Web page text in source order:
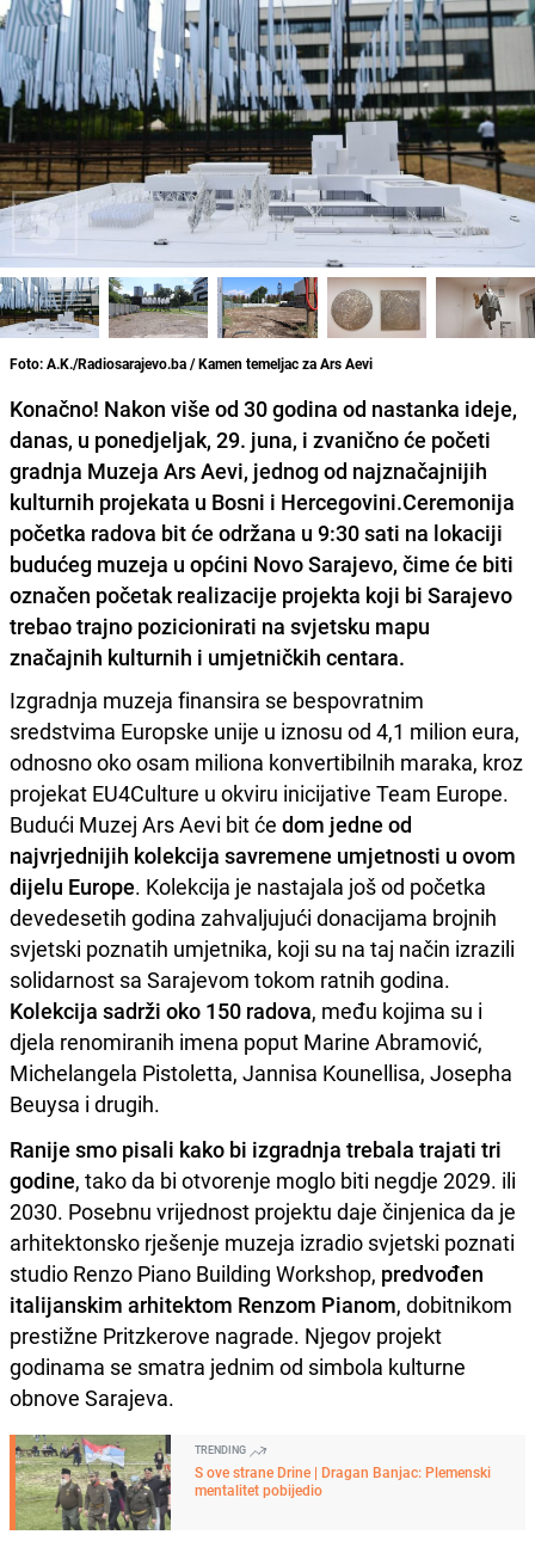
Foto: A.K./Radiosarajevo.ba / Kamen temeljac za Ars Aevi
Konačno! Nakon više od 30 godina od nastanka ideje,
danas, u ponedjeljak, 29. juna, i zvanično će početi
gradnja Muzeja Ars Aevi, jednog od najznačajnijih
kulturnih projekata u Bosni i Hercegovini.Ceremonija
početka radova bit će održana u 9:30 sati na lokaciji
budućeg muzeja u općini Novo Sarajevo, čime će biti
označen početak realizacije projekta koji bi Sarajevo
trebao trajno pozicionirati na svjetsku mapu
značajnih kulturnih i umjetničkih centara.
Izgradnja muzeja finansira se bespovratnim
sredstvima Europske unije u iznosu od 4,1 milion eura,
odnosno oko osam miliona konvertibilnih maraka, kroz
projekat EU4Culture u okviru inicijative Team Europe.
Budući Muzej Ars Aevi bit će dom jedne od
najvrjednijih kolekcija savremene umjetnosti u ovom
dijelu Europe. Kolekcija je nastajala još od početka
devedesetih godina zahvaljujući donacijama brojnih
svjetski poznatih umjetnika, koji su na taj način izrazili
solidarnost sa Sarajevom tokom ratnih godina.
Kolekcija sadrži oko 150 radova, među kojima su i
djela renomiranih imena poput Marine Abramović,
Michelangela Pistoletta, Jannisa Kounellisa, Josepha
Beuysa i drugih.
Ranije smo pisali kako bi izgradnja trebala trajati tri
godine, tako da bi otvorenje moglo biti negdje 2029. ili
2030. Posebnu vrijednost projektu daje činjenica da je
arhitektonsko rješenje muzeja izradio svjetski poznati
studio Renzo Piano Building Workshop, predvođen
italijanskim arhitektom Renzom Pianom, dobitnikom
prestižne Pritzkerove nagrade. Njegov projekt
godinama se smatra jednim od simbola kulturne
obnove Sarajeva.
TRENDING
S ove strane Drine | Dragan Banjac: Plemenski
mentalitet pobijedio